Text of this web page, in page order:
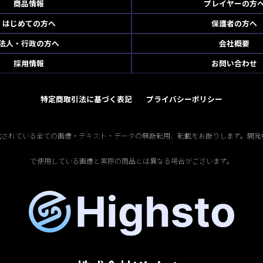
商品情報
プレイヤーの方
はじめての方へ
保護者の方へ
人・行政の方へ
会社概要
採用情報
お問い合わせ
特定商取引法に基づく表記 プライバシーポリシー
れている全ての画像・テキスト・データの無断転用、転載をお断りします。開
で使用している画像と実際の商品とは異なる場合がございます。